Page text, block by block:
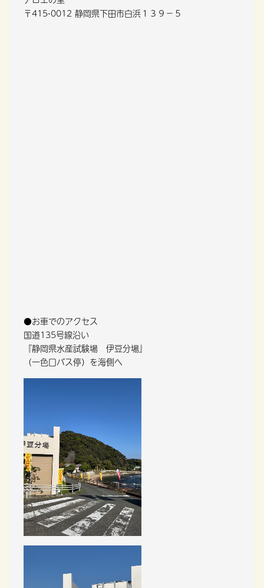
〒415-0012 静岡県下田市白浜１３９−５
●お車でのアクセス
国道135号線沿い
『静岡県水産試験場 伊豆分場』
（一色口バス停）を海側へ